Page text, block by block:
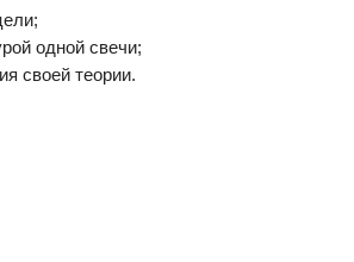
одной свечи;
своей теории.